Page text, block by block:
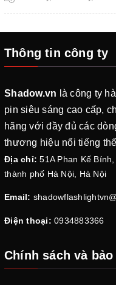
Thông tin công ty
Shadow.vn là công ty
pin siêu sáng cao cấp,
hãng với đầy đủ các
thương hiệu nổi tiếng
Địa chỉ: 51A Phan Kế
thành phố Hà Nội, Hà Nội
Email:
Điện thoại: 0934883366
Chính sách và